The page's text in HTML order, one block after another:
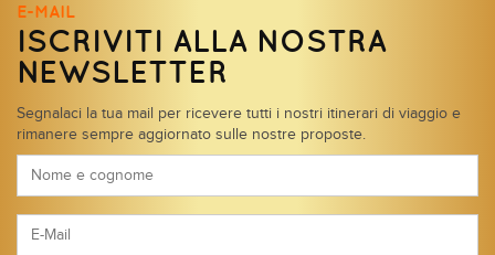
E-MAIL
ISCRIVITI ALLA NOSTRA
NEWSLETTER
Segnalaci la tua mail per ricevere tutti i nostri itinerari di viaggio e
rimanere sempre aggiornato sulle nostre proposte.